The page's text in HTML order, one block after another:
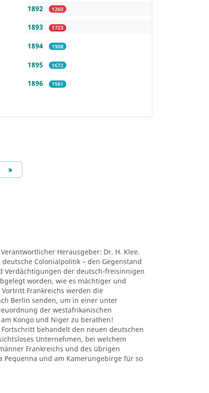
1892 1260
1893 1723
1894 1908
1895 1672
1896 1561
»Next
Herausgeber: Dr. H. Klee.
Colonialpolitik – den Gegenstand
der deutsch-freisinnigen
worden, wie es mächtiger und
Frankreichs werden die
Berlin senden, um in einer unter
der westafrikanischen
Kongo und Niger zu berathen!
behandelt den neuen deutschen
Unternehmen, bei welchem
Frankreichs und des übrigen
Pequenna und am Kamerungebirge für so